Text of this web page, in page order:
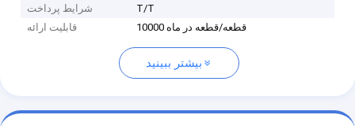
شرایط پرداخت
T/T
قابلیت ارائه
10000 قطعه/قطعه در ماه
بیشتر ببینید